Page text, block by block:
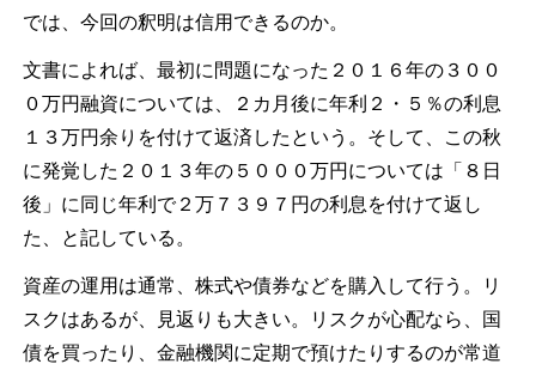
では、今回の釈明は信用できるのか。
文書によれば、最初に問題になった２０１６年の３００
０万円融資については、２カ月後に年利２・５％の利息
１３万円余りを付けて返済したという。そして、この秋
に発覚した２０１３年の５０００万円については「８日
後」に同じ年利で２万７３９７円の利息を付けて返し
た、と記している。
資産の運用は通常、株式や債券などを購入して行う。リ
スクはあるが、見返りも大きい。リスクが心配なら、国
債を買ったり、金融機関に定期で預けたりするのが常道